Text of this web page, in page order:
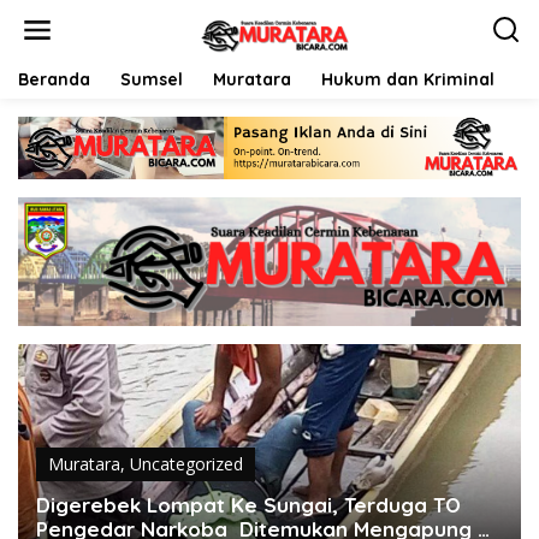
Beranda Sumsel Muratara Hukum dan Kriminal
Muratara, Uncategorized
Digerebek Lompat Ke Sungai, Terduga TO
Pengedar Narkoba Ditemukan Mengapung Di